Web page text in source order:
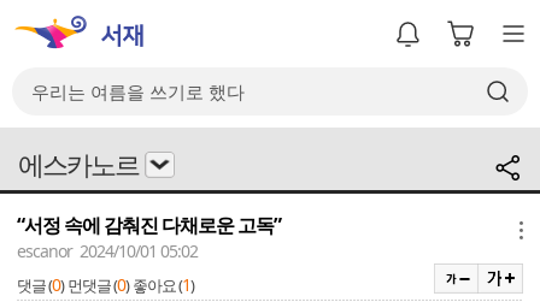
에스카노르
“서정 속에 감춰진 다채로운 고독”
escanor 2024/10/01 05:02
댓글 (0) 먼댓글 (0) 좋아요 (1)